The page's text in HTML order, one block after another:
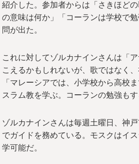
紹介した。参加者からは「さきほどの
の意味は何か」「コーランは学校で
問が出た。
これに対してゾルカナインさんは「
こえるかもしれないが、歌ではなく
「マレーシアでは、小学校から高校
スラム教を学ぶ。コーランの勉強もす
ゾルカナインさんは毎週土曜日、神
でガイドを務めている。モスクはイ
学可能だ。